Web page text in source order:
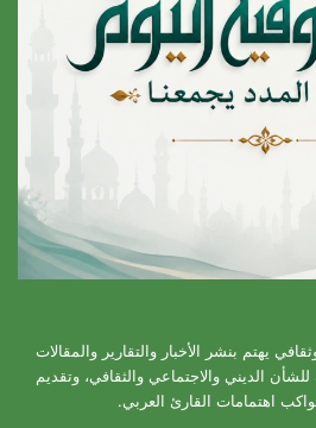
يهتم بنشر الأخبار والتقارير والمقالات
الديني والاجتماعي والثقافي، وتقديم
اهتمامات القارئ العربي.